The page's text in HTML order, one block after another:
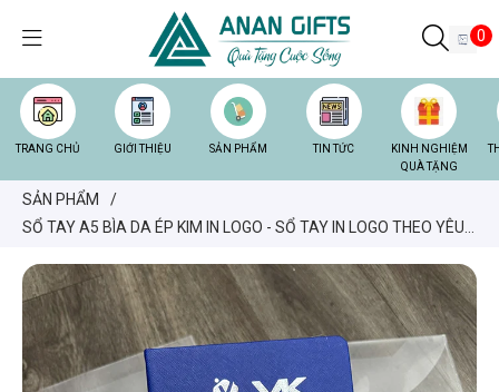
0
TRANG CHỦ GIỚI THIỆU SẢN PHẨM TIN TỨC
KINH NGHIỆM
QUÀ TẶNG
SẢN PHẨM
/
SỔ TAY A5 BÌA DA ÉP KIM IN LOGO - SỔ TAY IN LOGO THEO YÊU